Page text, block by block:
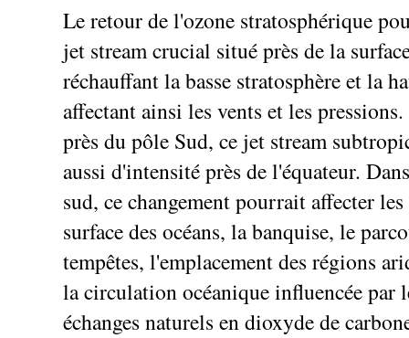
Le retour de l'ozone stratosphérique
jet stream crucial situé près de la
réchauffant la basse stratosphère et la
affectant ainsi les vents et les
près du pôle Sud, ce jet stream
aussi d'intensité près de l'équateur.
sud, ce changement pourrait affecter
surface des océans, la banquise, le
tempêtes, l'emplacement des régions
la circulation océanique influencée par
échanges naturels en dioxyde de